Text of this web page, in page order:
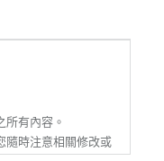
有內容。
隨時注意相關修改或